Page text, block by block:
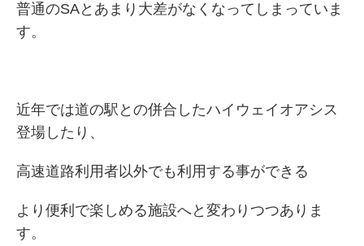
普通のSAとあまり大差がなくなってしまっていま
す。
近年では道の駅との併合したハイウェイオアシス
登場したり、
高速道路利用者以外でも利用する事ができる
より便利で楽しめる施設へと変わりつつありま
す。